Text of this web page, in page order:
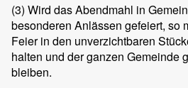
(3) Wird das Abendmahl in
besonderen Anlässen gefeiert, so
Feier in den unverzichtbaren
halten und der ganzen Gemeinde
bleiben.